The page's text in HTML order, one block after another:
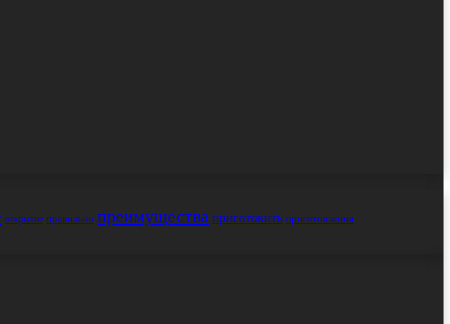
открытие правильно преимущества приготовить приготовления